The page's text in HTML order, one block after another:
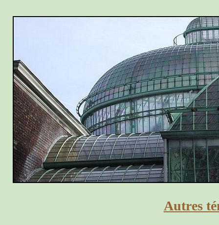
Autres